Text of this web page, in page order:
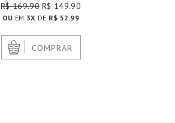
R$ 169.90 R$ 149.90
OU EM 3X DE R$ 52.99
COMPRAR